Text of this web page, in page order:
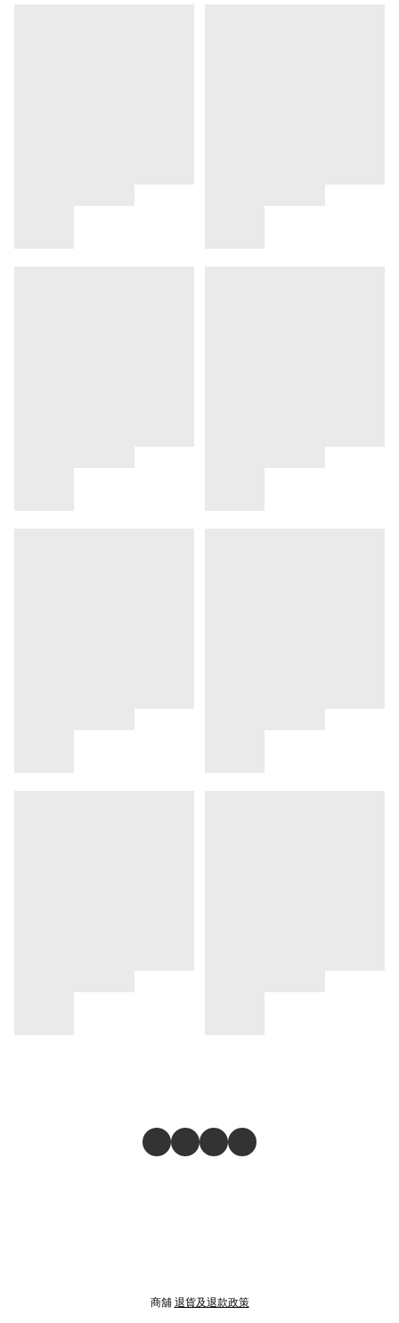
商舖 退貨及退款政策